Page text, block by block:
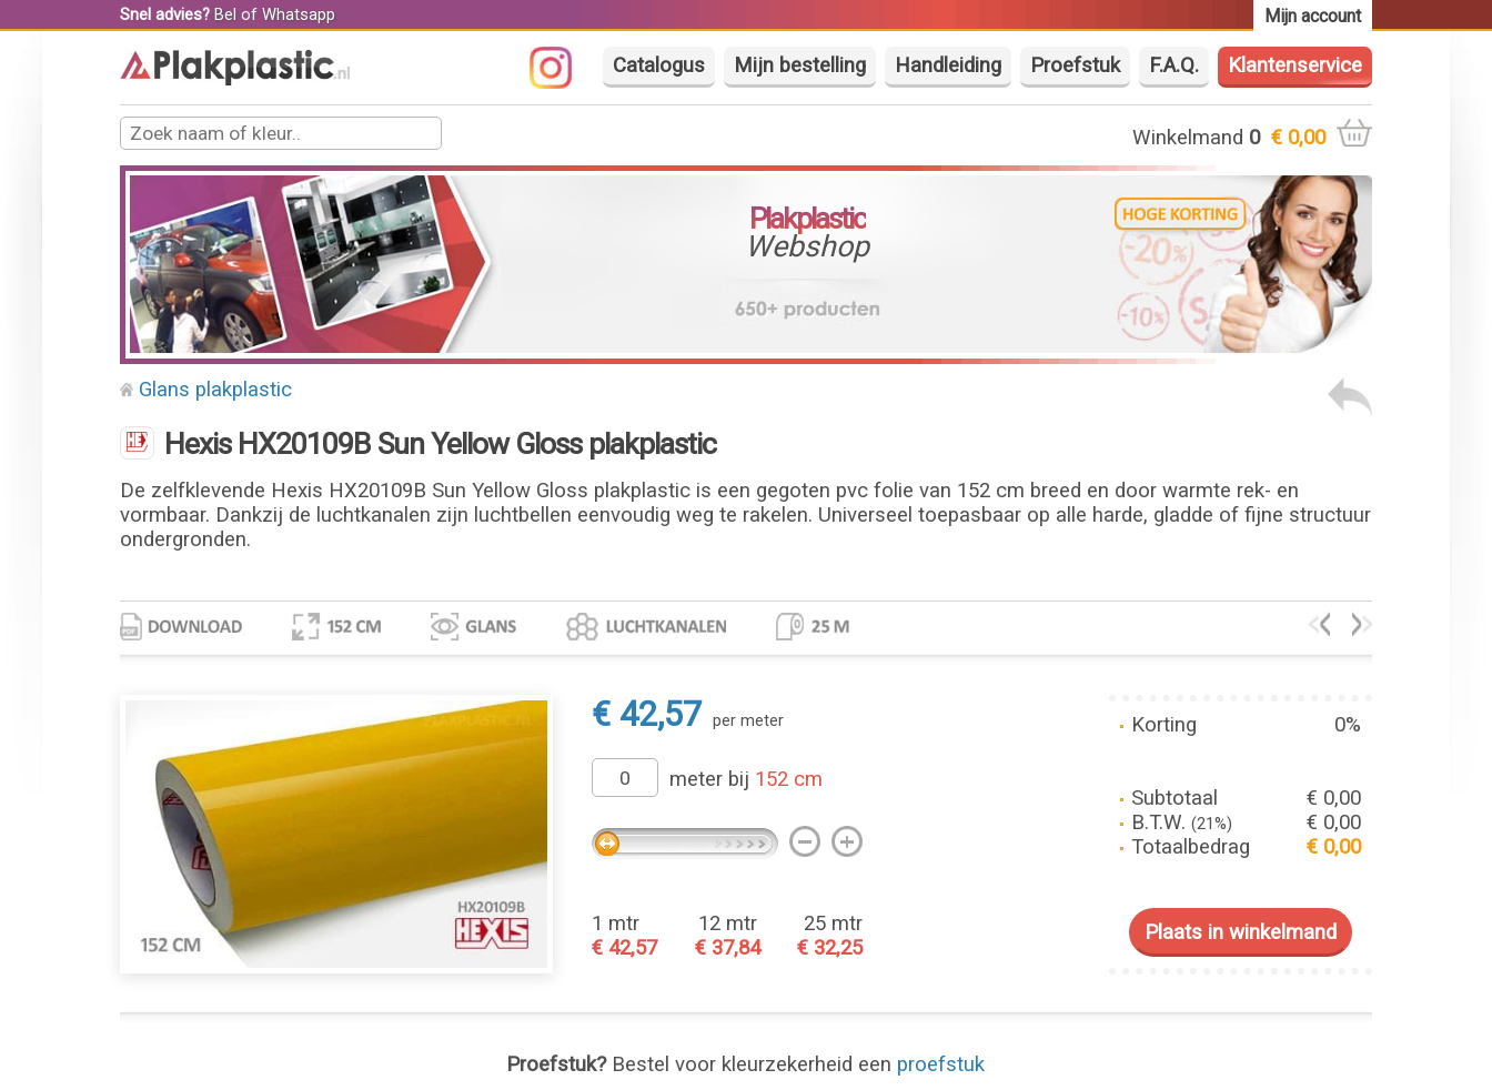
Mijn account
Snel advies? Belof Whatsapp
Catalogus Mijn bestelling Handleiding Proefstuk F.A.Q. Klantenservice
Winkelmand 0 € 0,00
Plakplastic
Webshop
Glans plakplastic
Hexis HX20109B Sun Yellow Gloss plakplastic
De zelfklevende Hexis HX20109B Sun Yellow Gloss plakplastic is een gegoten pvc folie van 152 cm breed en door warmte rek- en
vormbaar. Dankzij de luchtkanalen zijn luchtbellen eenvoudig weg te rakelen. Universeel toepasbaar op alle harde, gladde of fijne structuur
ondergronden.
€ 42,57 per meter
meter bij 152 cm
1 mtr
€ 42,57
12 mtr
€ 37,84
25 mtr
€ 32,25
Korting 0%
Subtotaal
€ 0,00
B.T.W. (21%)
€ 0,00
Totaalbedrag
€ 0,00
Proefstuk?Bestel voor kleurzekerheid een proefstuk